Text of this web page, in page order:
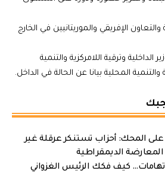
الإفريقي والموريتانيين في الخارج
الداخلية وترقية اللامركزية والتنمية
والتنمية المحلية بيانا عن الحالة في الداخل.
المحك: أحزاب تستنكر عرقلة غير
الديمقراطية
كيف فكك الرئيس الغزواني